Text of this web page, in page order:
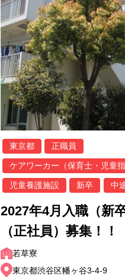
東京都 正職員
ケアワーカー（保育士・児童指
児童養護施設 新卒 中
2027年4月入職（新
（正社員）募集！！
若草寮
東京都渋谷区幡ヶ谷3-4-9